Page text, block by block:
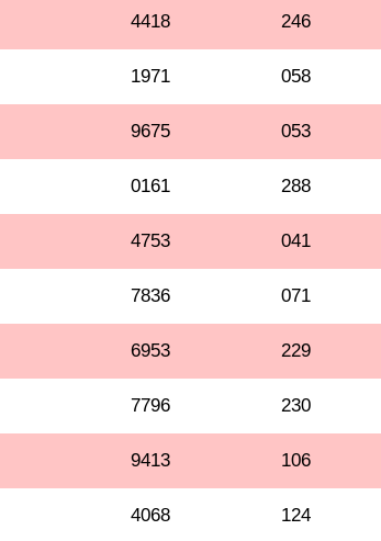
4418 246
1971 058
9675 053
0161 288
4753 041
7836 071
6953 229
7796 230
9413 106
4068 124